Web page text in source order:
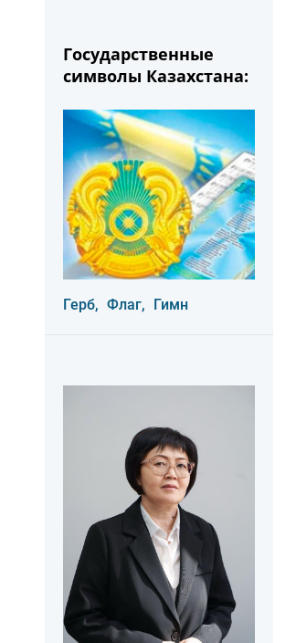
Государственные
символы Казахстана:
Герб, Флаг, Гимн